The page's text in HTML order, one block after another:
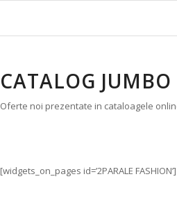
CATALOG
Oferte noi prezentate in cataloagele
[widgets_on_pages id=’2PARALE FASHION’]